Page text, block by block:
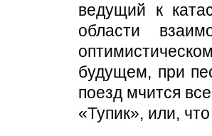
ведущий к
области
будущем, при
поезд мчится
«Тупик», или,